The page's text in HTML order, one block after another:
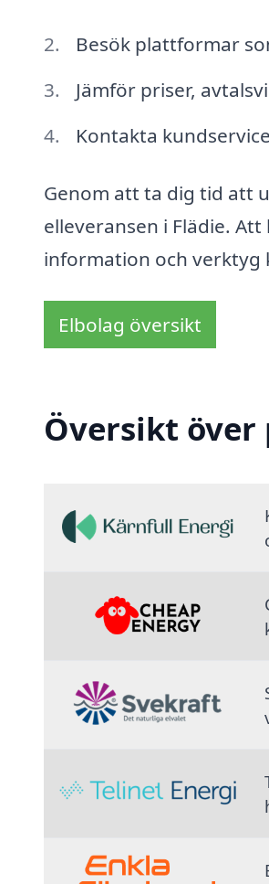
Besök plattformar
Jämför priser,
Kontakta
Genom att ta dig tid att
elleveransen i Flädie.
information och verktyg
Elbolag översikt
Översikt